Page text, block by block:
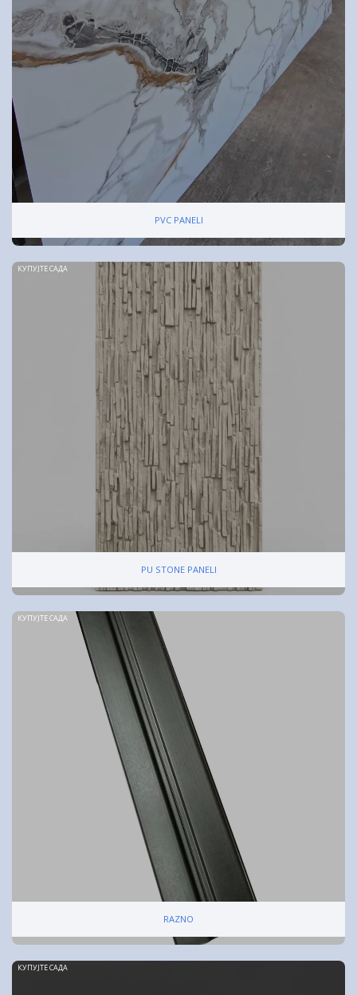
PVC PANELI
КУПУЈТЕ САДА
PU STONE PANELI
КУПУЈТЕ САДА
RAZNO
КУПУЈТЕ САДА